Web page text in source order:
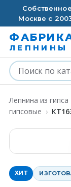
Москве с
ЛЕПНИНЫ
Лепнина из гипса
гипсовые ›
ХИТ